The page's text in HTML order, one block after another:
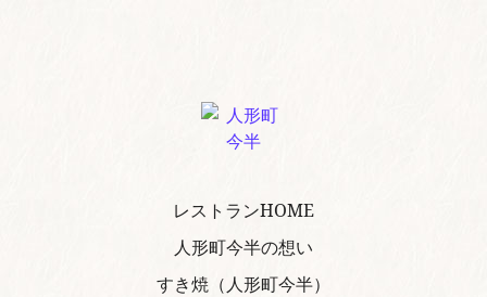
レストランHOME
人形町今半の想い
すき焼（人形町今半）